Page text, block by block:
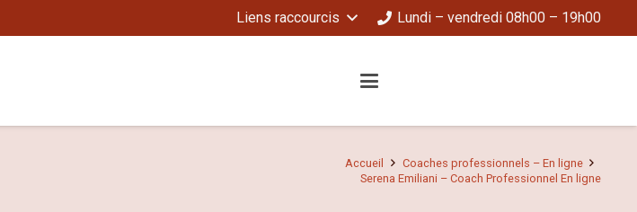
Liens raccourcis Lundi – vendredi 08h00 – 19h00
Accueil
Coaches professionnels – En ligne
Serena Emiliani – Coach Professionnel En ligne